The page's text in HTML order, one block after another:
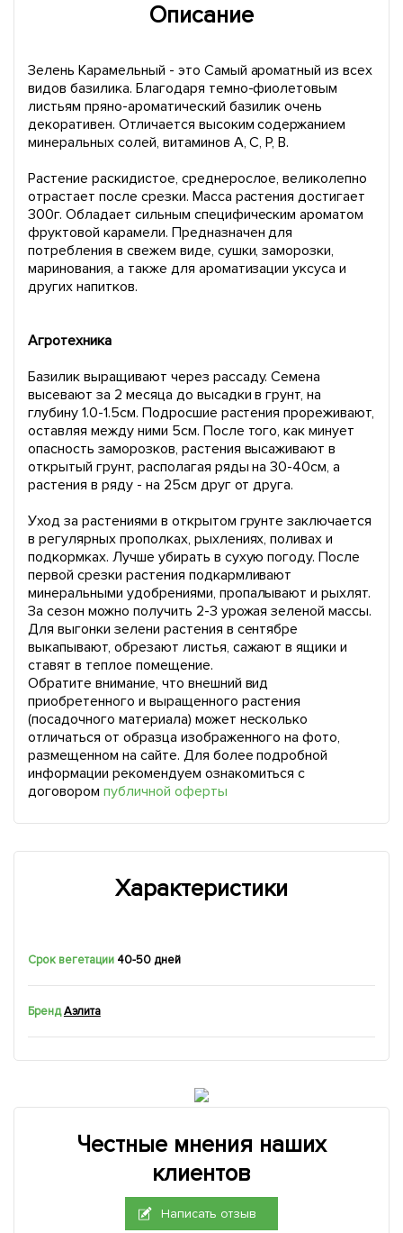
Описание
Зелень Карамельный - это Самый ароматный из всех
видов базилика. Благодаря темно-фиолетовым
листьям пряно-ароматический базилик очень
декоративен. Отличается высоким содержанием
минеральных солей, витаминов А, С, Р, В.
Растение раскидистое, среднерослое, великолепно
отрастает после срезки. Масса растения достигает
300г. Обладает сильным специфическим ароматом
фруктовой карамели. Предназначен для
потребления в свежем виде, сушки, заморозки,
маринования, а также для ароматизации уксуса и
других напитков.
Агротехника
Базилик выращивают через рассаду. Семена
высевают за 2 месяца до высадки в грунт, на
глубину 1.0-1.5см. Подросшие растения прореживают,
оставляя между ними 5см. После того, как минует
опасность заморозков, растения высаживают в
открытый грунт, располагая ряды на 30-40см, а
растения в ряду - на 25см друг от друга.
Уход за растениями в открытом грунте заключается
в регулярных прополках, рыхлениях, поливах и
подкормках. Лучше убирать в сухую погоду. После
первой срезки растения подкармливают
минеральными удобрениями, пропалывают и рыхлят.
За сезон можно получить 2-3 урожая зеленой массы.
Для выгонки зелени растения в сентябре
выкапывают, обрезают листья, сажают в ящики и
ставят в теплое помещение.
Обратите внимание, что внешний вид
приобретенного и выращенного растения
(посадочного материала) может несколько
отличаться от образца изображенного на фото,
размещенном на сайте. Для более подробной
информации рекомендуем ознакомиться с
договором публичной оферты
Характеристики
Срок вегетации 40-50 дней
БрендАэлита
Честные мнения наших
клиентов
Написать отзыв